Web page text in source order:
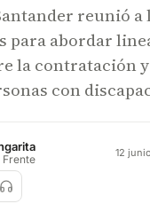
reunió a
para abordar
la contratación
con
Frente 12